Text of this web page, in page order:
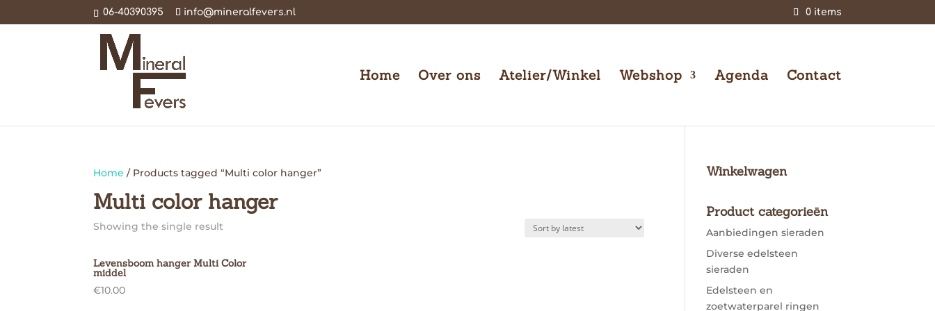
06-40390395 info@mineralfevers.nl 0 items
Home Over ons Atelier/Winkel Webshop Agenda Contact
Home / Products tagged “Multi color hanger”
Multi color hanger
Showing the single result
Levensboom hanger Multi Color
middel
€10.00
Winkelwagen
Product categorieën
Aanbiedingen sieraden
Diverse edelsteen
sieraden
Edelsteen en
zoetwaterparel ringen